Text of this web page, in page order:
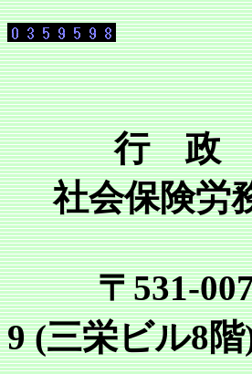
行 政
社会保険労
〒531-
9 (三栄ビル8